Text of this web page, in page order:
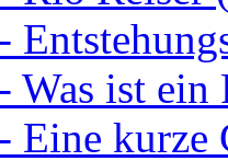
Was ist ein
Eine kurze